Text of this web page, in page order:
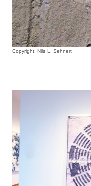
Copyright: Nils L. Sehnert